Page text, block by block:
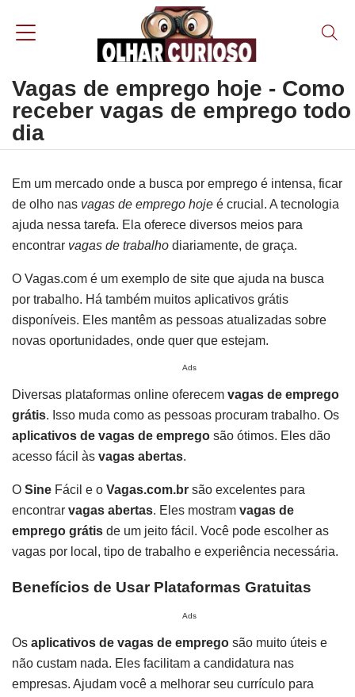
Vagas de emprego hoje - Como
receber vagas de emprego todo
dia
Em um mercado onde a busca por emprego é intensa, ficar
de olho nas vagas de emprego hoje é crucial. A tecnologia
ajuda nessa tarefa. Ela oferece diversos meios para
encontrar vagas de trabalho diariamente, de graça.
O Vagas.com é um exemplo de site que ajuda na busca
por trabalho. Há também muitos aplicativos grátis
disponíveis. Eles mantêm as pessoas atualizadas sobre
novas oportunidades, onde quer que estejam.
Ads
Diversas plataformas online oferecem vagas de emprego
grátis. Isso muda como as pessoas procuram trabalho. Os
aplicativos de vagas de emprego são ótimos. Eles dão
acesso fácil às vagas abertas.
O Sine Fácil e o Vagas.com.br são excelentes para
encontrar vagas abertas. Eles mostram vagas de
emprego grátis de um jeito fácil. Você pode escolher as
vagas por local, tipo de trabalho e experiência necessária.
Benefícios de Usar Plataformas Gratuitas
Ads
Os aplicativos de vagas de emprego são muito úteis e
não custam nada. Eles facilitam a candidatura nas
empresas. Ajudam você a melhorar seu currículo para